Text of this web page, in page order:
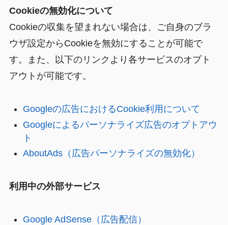
Cookieの無効化について
Cookieの収集を望まれない場合は、ご自身のブラ
ウザ設定からCookieを無効にすることが可能で
す。また、以下のリンクより各サービスのオプト
アウトが可能です。
Googleの広告におけるCookie利用について
Googleによるパーソナライズ広告のオプトアウ
ト
AboutAds（広告パーソナライズの無効化）
利用中の外部サービス
Google AdSense（広告配信）